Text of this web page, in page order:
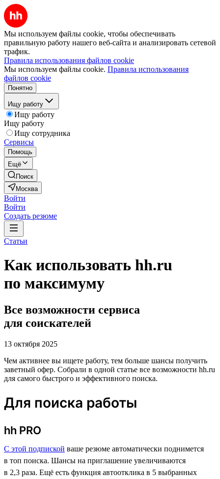
Мы используем файлы cookie, чтобы обеспечивать
правильную работу нашего веб-сайта и анализировать сетевой
трафик.
Правила использования файлов cookie
Мы используем файлы cookie. Правила использования
файлов cookie
Понятно
Ищу работу
Ищу работу
Ищу работу
Ищу сотрудника
Сервисы
Помощь
Ещё
Поиск
Москва
Войти
Войти
Создать резюме
Статьи
Как использовать hh.ru
по максимуму
Все возможности сервиса
для соискателей
13 октября 2025
Чем активнее вы ищете работу, тем больше шансы получить
заветный офер. Собрали в одной статье все возможности hh.ru
для самого быстрого и эффективного поиска.
Для поиска работы
hh PRO
С этой подпиской ваше резюме автоматически поднимется
в топ поиска. Шансы на приглашение увеличиваются
в 2,3 раза. Ещё есть функция автоотклика в 5 выбранных